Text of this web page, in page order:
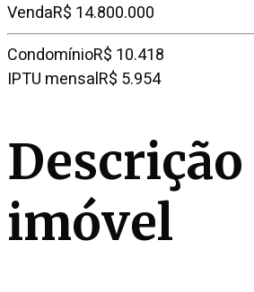
VendaR$ 14.800.000
CondomínioR$ 10.418
IPTU mensalR$ 5.954
Descrição
imóvel